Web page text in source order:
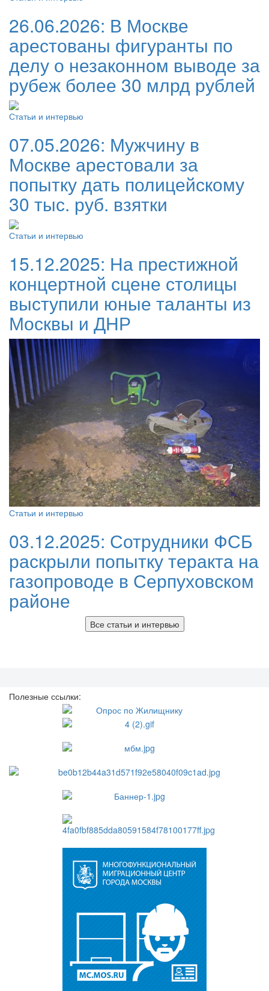
26.06.2026: В Москве
арестованы фигуранты по
делу о незаконном выводе за
рубеж более 30 млрд рублей
Статьи и интервью
07.05.2026: Мужчину в
Москве арестовали за
попытку дать полицейскому
30 тыс. руб. взятки
Статьи и интервью
15.12.2025: На престижной
концертной сцене столицы
выступили юные таланты из
Москвы и ДНР
Статьи и интервью
03.12.2025: Сотрудники ФСБ
раскрыли попытку теракта на
газопроводе в Серпуховском
районе
Все статьи и интервью
Полезные ссылки: